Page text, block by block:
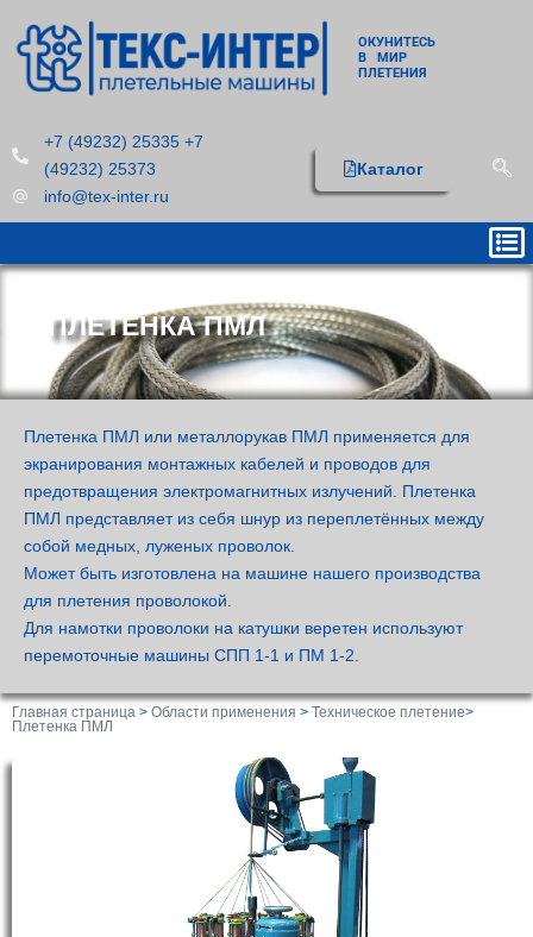
ОКУНИТЕСЬ
В МИР
ПЛЕТЕНИЯ
+7 (49232) 25335 +7
(49232) 25373
info@tex-inter.ru
Каталог
ПЛЕТЕНКА ПМЛ
Плетенка ПМЛ или металлорукав ПМЛ применяется для
экранирования монтажных кабелей и проводов для
предотвращения электромагнитных излучений. Плетенка
ПМЛ представляет из себя шнур из переплетённых между
собой медных, луженых проволок.
Может быть изготовлена на машине нашего производства
для плетения проволокой.
Для намотки проволоки на катушки веретен используют
перемоточные машины СПП 1-1 и ПМ 1-2.
Главная страница > Области применения > Техническое плетение>
Плетенка ПМЛ